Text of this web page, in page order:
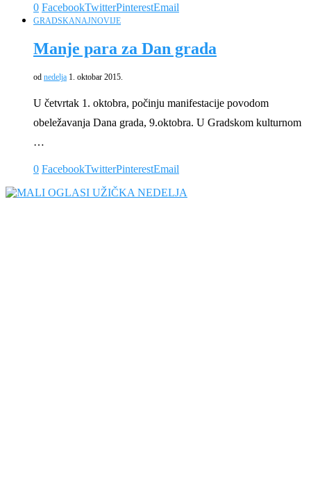
0 FacebookTwitterPinterestEmail
GRADSKANAJNOVIJE
Manje para za Dan grada
od nedelja 1. oktobar 2015.
U četvrtak 1. oktobra, počinju manifestacije povodom
obeležavanja Dana grada, 9.oktobra. U Gradskom kulturnom
…
0 FacebookTwitterPinterestEmail